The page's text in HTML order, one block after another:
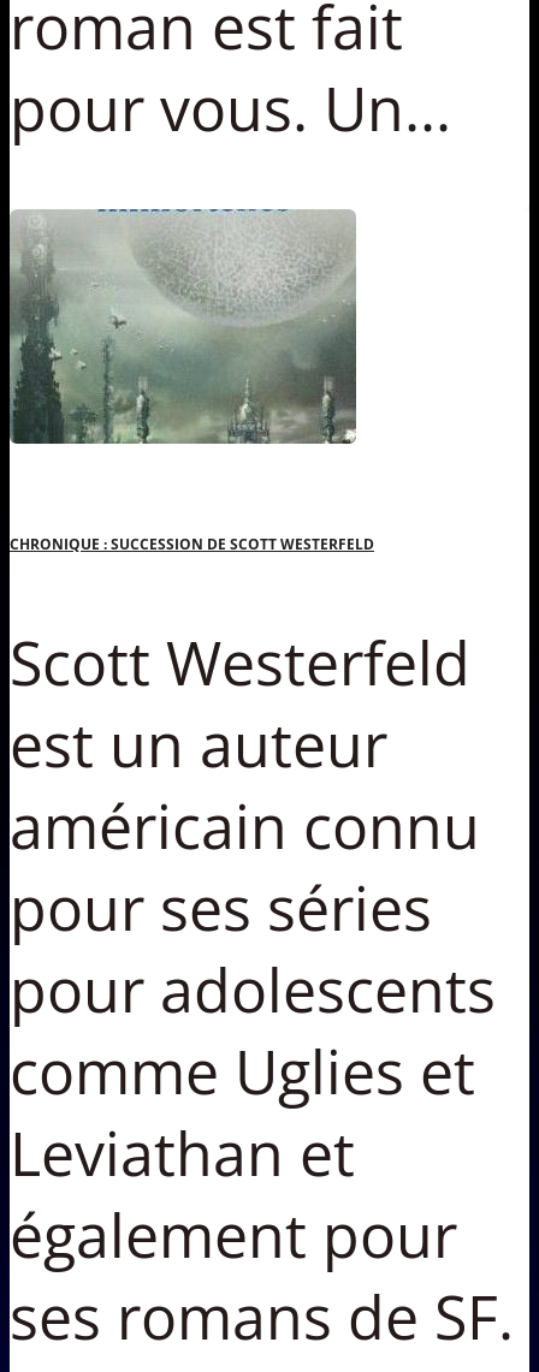
roman est fait
pour vous. Un...
CHRONIQUE : SUCCESSION DE SCOTT WESTERFELD
Scott Westerfeld
est un auteur
américain connu
pour ses séries
pour adolescents
comme Uglies et
Leviathan et
également pour
ses romans de SF.